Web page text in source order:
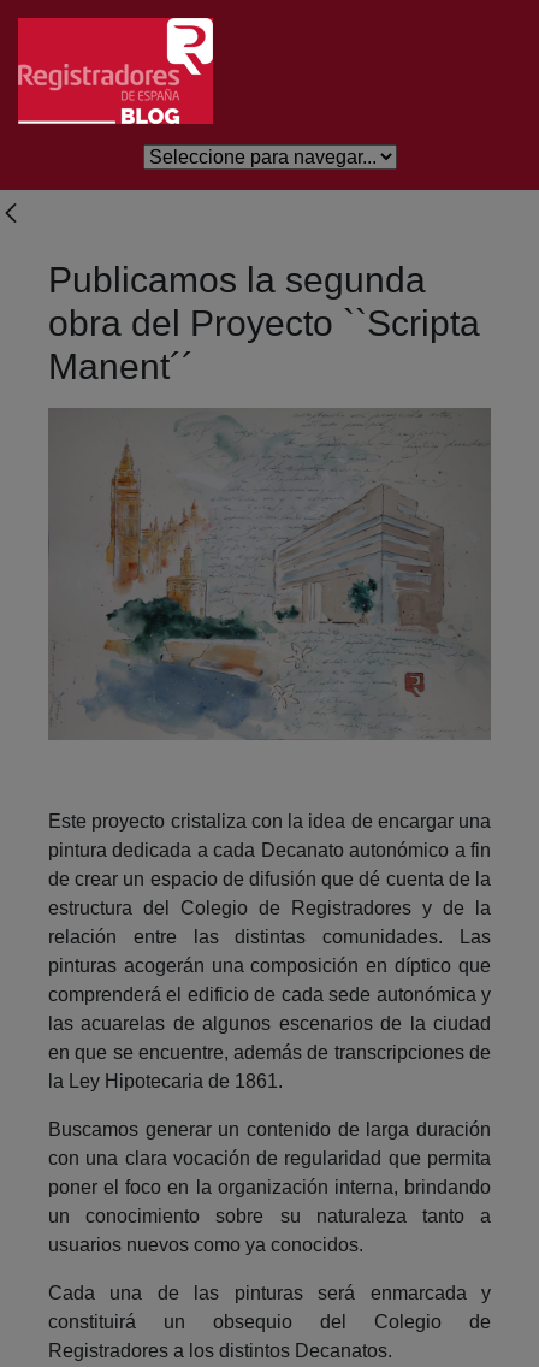
Skip to Main Content
Publicamos la segunda
obra del Proyecto ``Scripta
Manent´´
Este proyecto cristaliza con la idea de encargar una
pintura dedicada a cada Decanato autonómico a fin
de crear un espacio de difusión que dé cuenta de la
estructura del Colegio de Registradores y de la
relación entre las distintas comunidades. Las
pinturas acogerán una composición en díptico que
comprenderá el edificio de cada sede autonómica y
las acuarelas de algunos escenarios de la ciudad
en que se encuentre, además de transcripciones de
la Ley Hipotecaria de 1861.
Buscamos generar un contenido de larga duración
con una clara vocación de regularidad que permita
poner el foco en la organización interna, brindando
un conocimiento sobre su naturaleza tanto a
usuarios nuevos como ya conocidos.
Cada una de las pinturas será enmarcada y
constituirá un obsequio del Colegio de
Registradores a los distintos Decanatos.